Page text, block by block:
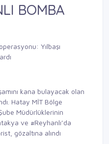
BOMBA
Yılbaşı
kana bulayacak olan
Hatay MİT Bölge
Müdürlüklerinin
ve #Reyhanlı’da
gözaltına alındı